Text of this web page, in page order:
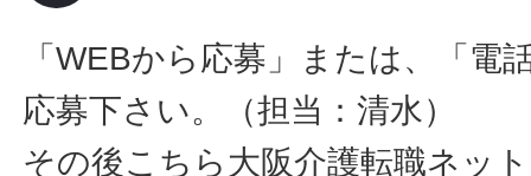
「WEBから応募」または、「電
応募下さい。（担当：清水）
その後こちら大阪介護転職ネッ